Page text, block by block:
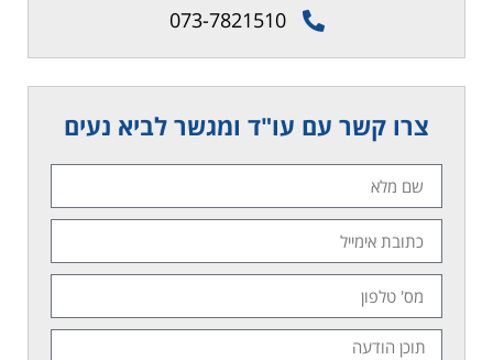
073-7821510
צרו קשר עם עו"ד ומגשר לביא נעים